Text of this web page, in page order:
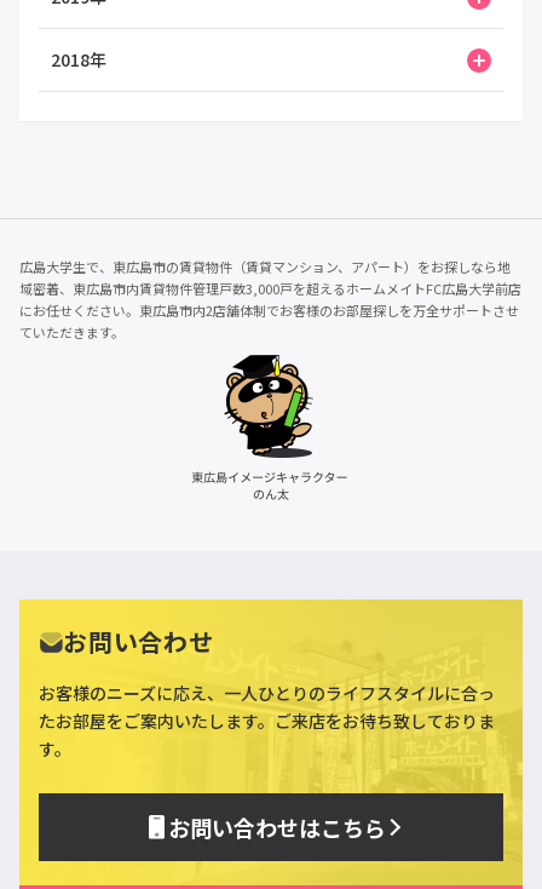
2018年
広島大学生で、東広島市の賃貸物件（賃貸マンション、アパート）をお探しなら地
域密着、東広島市内賃貸物件管理戸数3,000戸を超えるホームメイトFC広島大学前店
にお任せください。東広島市内2店舗体制でお客様のお部屋探しを万全サポートさせ
ていただきます。
お問い合わせ
お客様のニーズに応え、一人ひとりのライフスタイルに合っ
たお部屋をご案内いたします。ご来店をお待ち致しておりま
す。
お問い合わせはこちら